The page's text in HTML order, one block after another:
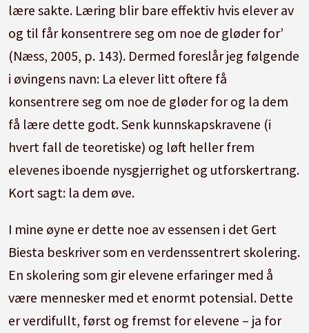
lære sakte. Læring blir bare effektiv hvis elever av
og til får konsentrere seg om noe de gløder for’
(Næss, 2005, p. 143). Dermed foreslår jeg følgende
i øvingens navn: La elever litt oftere få
konsentrere seg om noe de gløder for og la dem
få lære dette godt. Senk kunnskapskravene (i
hvert fall de teoretiske) og løft heller frem
elevenes iboende nysgjerrighet og utforskertrang.
Kort sagt: la dem øve.
I mine øyne er dette noe av essensen i det Gert
Biesta beskriver som en verdenssentrert skolering.
En skolering som gir elevene erfaringer med å
være mennesker med et enormt potensial. Dette
er verdifullt, først og fremst for elevene – ja for